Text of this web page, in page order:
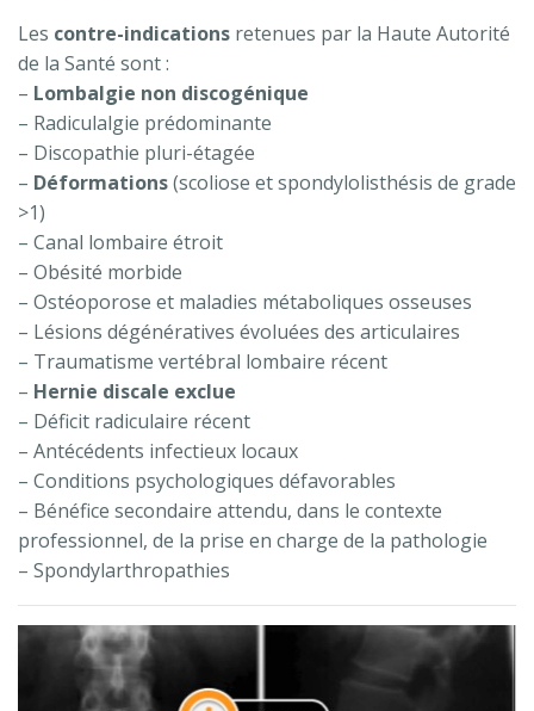
Les contre-indications retenues par la Haute Autorité
de la Santé sont :
– Lombalgie non discogénique
– Radiculalgie prédominante
– Discopathie pluri-étagée
– Déformations(scoliose et spondylolisthésis de grade
>1)
– Canal lombaire étroit
– Obésité morbide
– Ostéoporose et maladies métaboliques osseuses
– Lésions dégénératives évoluées des articulaires
– Traumatisme vertébral lombaire récent
– Hernie discale exclue
– Déficit radiculaire récent
– Antécédents infectieux locaux
– Conditions psychologiques défavorables
– Bénéfice secondaire attendu, dans le contexte
professionnel, de la prise en charge de la pathologie
– Spondylarthropathies